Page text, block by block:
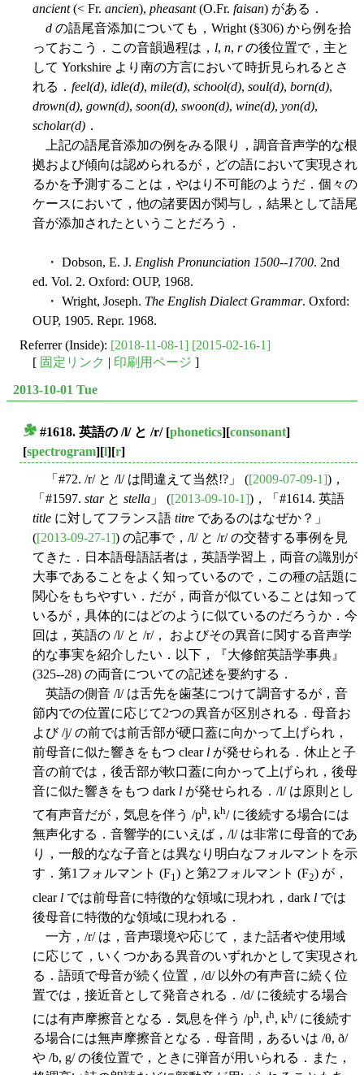
ancient(< Fr. ancien), pheasant(O.Fr. faisan) がある．
d の語尾音添加についても，Wright (§306) から例を拾
っておこう．この音韻過程は， l, n, rの後位置で，主と
して Yorkshire より南の方言において時折見られるとさ
れる． feel(d), idle(d), mile(d), school(d), soul(d), born(d),
drown(d), gown(d), soon(d), swoon(d), wine(d), yon(d),
scholar(d) ．
上記の語尾音添加の例をみる限り，調音音声学的な根
拠および傾向は認められるが，どの語において実現され
るかを予測することは，やはり不可能のようだ．個々の
ケースにおいて，他の諸要因が関与し，結果として語尾
音が添加されたということだろう．
・ Dobson, E. J. English Pronunciation 1500--1700. 2nd
ed. Vol. 2. Oxford: OUP, 1968.
・ Wright, Joseph. The English Dialect Grammar. Oxford:
OUP, 1905. Repr. 1968.
Referrer (Inside): [2018-11-08-1] [2015-02-16-1]
[ 固定リンク | 印刷用ページ ]
2013-10-01 Tue
#1618. 英語の /l/ と /r/[phonetics][consonant]
[spectrogram][l][r]
「#72. /r/ と /l/ は間違えて当然!?」 ([2009-07-09-1])，
「#1597. starと stella 」 ([2013-09-10-1])，「#1614. 英語
title に対してフランス語 titre であるのはなぜか？」
([2013-09-27-1]) の記事で，/l/ と /r/ の交替する事例を見
てきた．日本語母語話者は，英語学習上，両音の識別が
大事であることをよく知っているので，この種の話題に
関心をもちやすい．だが，両音が似ていることは知って
いるが，具体的にはどのように似ているのだろうか．今
回は，英語の /l/ と /r/， およびその異音に関する音声学
的な事実を紹介したい．以下，『大修館英語学事典』
(325--28) の両音についての記述を要約する．
英語の側音 /l/ は舌先を歯茎につけて調音するが，音
節内での位置に応じて2つの異音が区別される．母音お
よび /j/ の前では前舌部が硬口蓋に向かって上げられ，
前母音に似た響きをもつ clear l が発せられる．休止と子
音の前では，後舌部が軟口蓋に向かって上げられ，後母
音に似た響きをもつ dark l が発せられる．/l/ は原則とし
て有声音だが，気息を伴う /ph, kh/ に後続する場合には
無声化する．音響学的にいえば，/l/ は非常に母音的であ
り，一般的なな子音とは異なり明白なフォルマントを示
す．第1フォルマント (F1) と第2フォルマント (F2) が，
clear l では前母音に特徴的な領域に現われ，dark l では
後母音に特徴的な領域に現われる．
一方，/r/ は，音声環境や応じて，また話者や使用域
に応じて，いくつかある異音のいずれかとして実現され
る．語頭で母音が続く位置，/d/ 以外の有声音に続く位
置では，接近音として発音される．/d/ に後続する場合
には有声摩擦音となる．気息を伴う /ph, th, kh/ に後続す
る場合には無声摩擦音となる．母音間，あるいは /θ, ð/
や /b, g/ の後位置で，ときに弾音が用いられる．また，